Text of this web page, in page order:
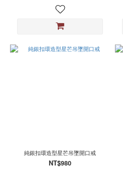
純銀扣環造型星芒吊墜開口戒
NT$980